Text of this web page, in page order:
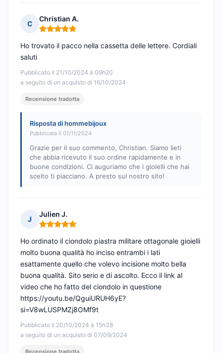
C
Christian A.
Nota: 5 su 5
Pubblicato il 21/10/2024 à 09h20
a seguito di un acquisto di 16/10/2024
Ho trovato il pacco nella cassetta delle lettere. Cordiali
saluti
Recensione tradotta
Risposta di hommebijoux
Pubblicata il 01/11/2024
Grazie per il suo commento, Christian. Siamo lieti
che abbia ricevuto il suo ordine rapidamente e in
buone condizioni. Ci auguriamo che i gioielli che hai
scelto ti piacciano. A presto sul nostro sito!
J
Julien J.
Nota: 5 su 5
Pubblicato il 20/10/2024 à 15h38
a seguito di un acquisto di 07/09/2024
Ho ordinato il ciondolo piastra militare ottagonale gioielli
molto buona qualità ho inciso entrambi i lati
esattamente quello che volevo incisione molto bella
buona qualità. Sito serio e di ascolto. Ecco il link al
video che ho fatto del ciondolo in questione
https://youtu.be/QguiURUH6yE?
si=V8wLUSPMZj8OMf9t
Recensione tradotta